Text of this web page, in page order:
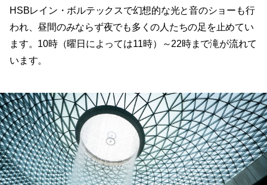
HSBレイン・ボルテックスで幻想的な光と音のショーも行
われ、昼間のみならず夜でも多くの人たちの足を止めてい
ます。10時（曜日によっては11時）～22時まで滝が流れて
います。